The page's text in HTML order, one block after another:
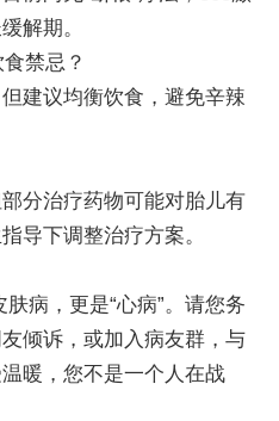
解期。
禁忌？
建议均衡饮食，避免辛辣
分治疗药物可能对胎儿有
导下调整治疗方案。
病，更是“心病”。请您务
倾诉，或加入病友群，与
暖，您不是一个人在战